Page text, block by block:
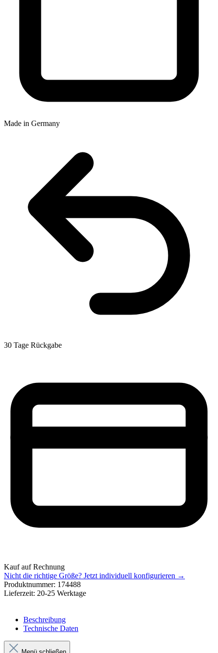
Made in Germany
30 Tage Rückgabe
Kauf auf Rechnung
Nicht die richtige Größe? Jetzt individuell konfigurieren →
Produktnummer: 174488
Lieferzeit: 20-25 Werktage
Beschreibung
Technische Daten